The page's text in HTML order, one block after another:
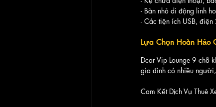
- Bàn nhỏ di động linh
- Các tiện ích USB,
Lựa Chọn Hoàn Hảo
Dcar Vip Lounge 9 chỗ
gia đình có nhiều
Cam Kết Dịch Vụ Thuê